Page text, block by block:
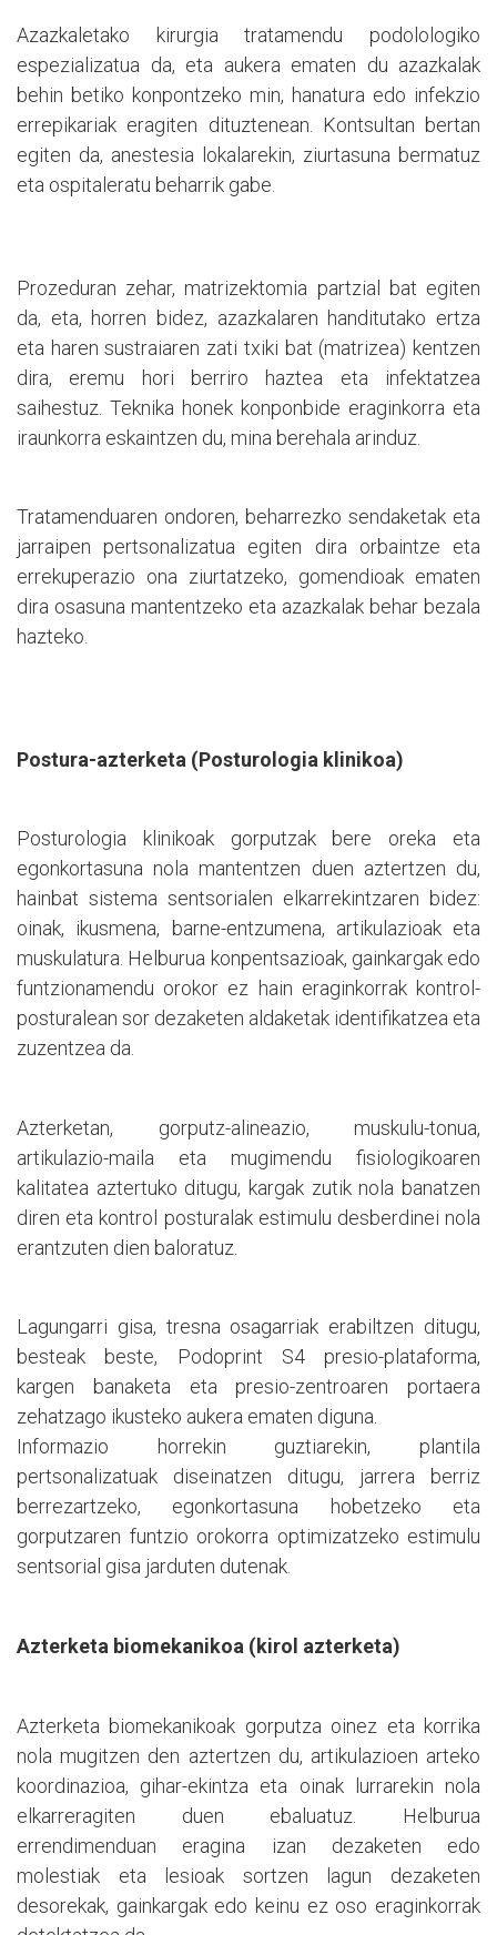
Azazkaletako kirurgia tratamendu podolologiko
espezializatua da, eta aukera ematen du azazkalak
behin betiko konpontzeko min, hanatura edo infekzio
errepikariak eragiten dituztenean. Kontsultan bertan
egiten da, anestesia lokalarekin, ziurtasuna bermatuz
eta ospitaleratu beharrik gabe.
Prozeduran zehar, matrizektomia partzial bat egiten
da, eta, horren bidez, azazkalaren handitutako ertza
eta haren sustraiaren zati txiki bat (matrizea) kentzen
dira, eremu hori berriro haztea eta infektatzea
saihestuz. Teknika honek konponbide eraginkorra eta
iraunkorra eskaintzen du, mina berehala arinduz.
Tratamenduaren ondoren, beharrezko sendaketak eta
jarraipen pertsonalizatua egiten dira orbaintze eta
errekuperazio ona ziurtatzeko, gomendioak ematen
dira osasuna mantentzeko eta azazkalak behar bezala
hazteko.
Postura-azterketa (Posturologia klinikoa)
Posturologia klinikoak gorputzak bere oreka eta
egonkortasuna nola mantentzen duen aztertzen du,
hainbat sistema sentsorialen elkarrekintzaren bidez:
oinak, ikusmena, barne-entzumena, artikulazioak eta
muskulatura. Helburua konpentsazioak, gainkargak edo
funtzionamendu orokor ez hain eraginkorrak kontrol-
posturalean sor dezaketen aldaketak identifikatzea eta
zuzentzea da.
Azterketan, gorputz-alineazio, muskulu-tonua,
artikulazio-maila eta mugimendu fisiologikoaren
kalitatea aztertuko ditugu, kargak zutik nola banatzen
diren eta kontrol posturalak estimulu desberdinei nola
erantzuten dien baloratuz.
Lagungarri gisa, tresna osagarriak erabiltzen ditugu,
besteak beste, Podoprint S4 presio-plataforma,
kargen banaketa eta presio-zentroaren portaera
zehatzago ikusteko aukera ematen diguna.
Informazio horrekin guztiarekin, plantila
pertsonalizatuak diseinatzen ditugu, jarrera berriz
berrezartzeko, egonkortasuna hobetzeko eta
gorputzaren funtzio orokorra optimizatzeko estimulu
sentsorial gisa jarduten dutenak.
Azterketa biomekanikoa (kirol azterketa)
Azterketa biomekanikoak gorputza oinez eta korrika
nola mugitzen den aztertzen du, artikulazioen arteko
koordinazioa, gihar-ekintza eta oinak lurrarekin nola
elkarreragiten duen ebaluatuz. Helburua
errendimenduan eragina izan dezaketen edo
molestiak eta lesioak sortzen lagun dezaketen
desorekak, gainkargak edo keinu ez oso eraginkorrak